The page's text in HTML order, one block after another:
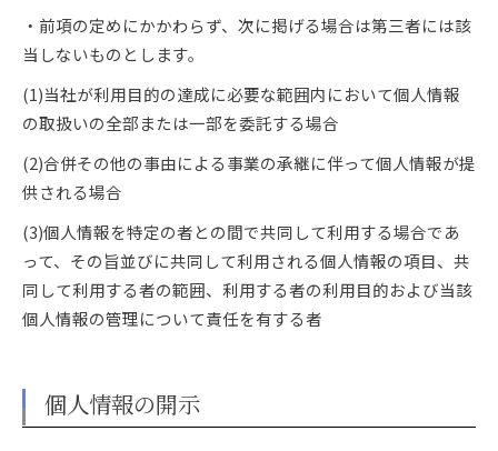
・前項の定めにかかわらず、次に掲げる場合は第三者には該
当しないものとします。
(1)当社が利用目的の達成に必要な範囲内において個人情報
の取扱いの全部または一部を委託する場合
(2)合併その他の事由による事業の承継に伴って個人情報が提
供される場合
(3)個人情報を特定の者との間で共同して利用する場合であ
って、その旨並びに共同して利用される個人情報の項目、共
同して利用する者の範囲、利用する者の利用目的および当該
個人情報の管理について責任を有する者
個人情報の開示